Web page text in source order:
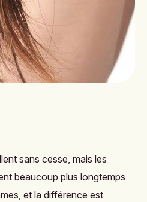
sans cesse, mais les
beaucoup plus longtemps
et la différence est